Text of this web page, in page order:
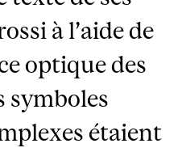
à l’aide de
optique des
symboles
étaient